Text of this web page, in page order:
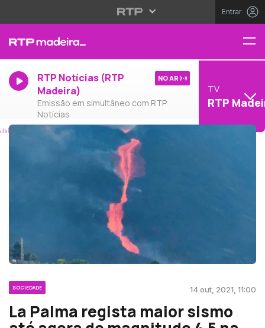
Entrar
RTP Notícias (RTP
Madeira)
Emissão em simultâneo com RTP
Notícias
NO AR
TV
RTP
SOCIEDADE 14 out, 2021, 11:00
La Palma regista maior sismo